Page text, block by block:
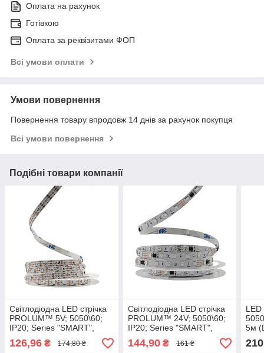
Оплата на рахунок
Готівкою
Оплата за реквізитами ФОП
Всі умови оплати
Умови повернення
Повернення товару впродовж 14 днів за рахунок покупця
Всі умови повернення
Подібні товари компанії
Світлодіодна LED стрічка
PROLUM™ 5V; 5050\60;
IP20; Series "SMART",
RGB (Pixel Full Color)
126,96 ₴ 174,80 ₴
Світлодіодна LED стрічка
PROLUM™ 24V; 5050\60;
IP20; Series "SMART",
RGB (Pixel Full Color)
144,90₴ 161 ₴
LED
5м
210